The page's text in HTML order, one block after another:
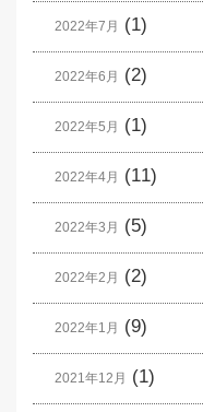
2022年7月 (1)
2022年6月 (2)
2022年5月 (1)
2022年4月 (11)
2022年3月 (5)
2022年2月 (2)
2022年1月 (9)
2021年12月 (1)